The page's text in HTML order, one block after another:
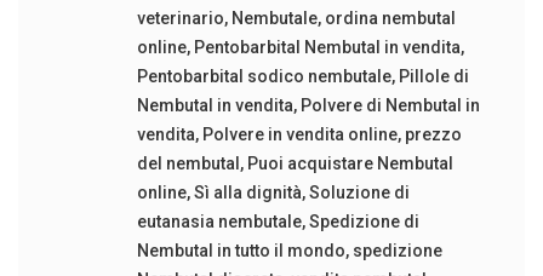
veterinario, Nembutale, ordina nembutal
online, Pentobarbital Nembutal in vendita,
Pentobarbital sodico nembutale, Pillole di
Nembutal in vendita, Polvere di Nembutal in
vendita, Polvere in vendita online, prezzo
del nembutal, Puoi acquistare Nembutal
online,Sì alla dignità,Soluzione di
eutanasia nembutale,Spedizione di
Nembutal in tutto il mondo, spedizione